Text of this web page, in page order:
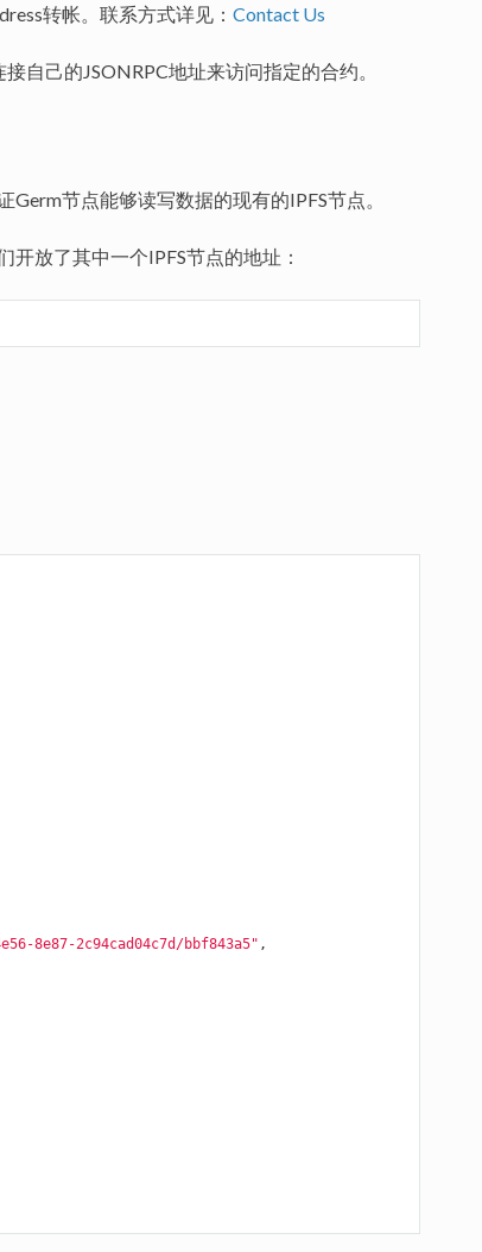
转帐。联系方式详见： Contact Us
自己的JSONRPC地址来访问指定的合约。
节点能够读写数据的现有的IPFS节点。
放了其中一个IPFS节点的地址：
8e87-2c94cad04c7d/bbf843a5" ,